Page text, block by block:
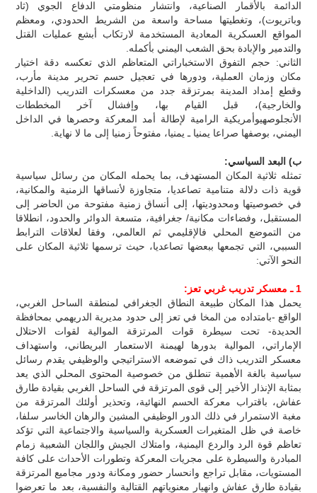
الدائمة بالأقمار الصناعية، وانتشار منظومتي الدفاع الجوي (ثاد
وباتريوت)، وتغطيتها مساحة واسعة من الشريط الحدودي، ومعظم
المواقع العسكرية المعادية المستخدمة لارتكاب أبشع عمليات القتل
والتدمير والإبادة بحق الشعب اليمني بأكمله.
الثاني: حجم التفوق الاستخباراتي المتعاظم الذي تعكسه دقة اختيار
مكان وزمان العملية، ودورها في تعجيل حسم تحرير مدينة مأرب،
وقطع إمداد المدينة بمرتزقة جدد من معسكرات التدريب (الداخلية
والخارجية)، قبل القيام بها، وإفشال آخر المخططات
الأنجلوصهيوأمريكية الرامية لإطالة أمد المعركة وحصرها في الداخل
اليمني، بوصفها صراعا يمنيا ـ يمنيا، مفتوحاً زمنيا إلى ما لا نهاية.
ب) البعد السياسي:
تمثله ثلاثية المكان المستهدف، بما يحمله المكان من رسائل سياسية
قوية ذات دلالة متنامية تصاعديا، متجاوزة لأنساقها الزمنية والمكانية،
في خصوصيتها ومحدوديتها، إلى أنساق زمنية مفتوحة من الحاضر إلى
المستقبل، وفضاءات مكانية/ جغرافية، متسعة الدوائر والحدود، انطلاقا
من التموضع المحلي فالإقليمي ثم العالمي، وفقا لعلاقات الترابط
السببي، التي تجمعها ببعضها تصاعديا، حيث ترسمها ثلاثية المكان على
النحو الآتي:
1 ـ معسكر تدريب غربي تعز:
يحمل هذا المكان طبيعة النطاق الجغرافي لمنطقة الساحل الغربي،
الواقع -بامتداده من المخا في تعز إلى حدود مديرية الدريهمي بمحافظة
الحديدة- تحت سيطرة قوات المرتزقة الموالية لقوات الاحتلال
الإماراتي، الموالية بدورها لهيمنة الاستعمار البريطاني، واستهداف
معسكر التدريب ذاك في تموضعه الاستراتيجي والوظيفي يقدم رسائل
سياسية بالغة الأهمية تنطلق من خصوصية المحتوى المحلي الذي يعد
بمثابة الإنذار الأخير إلى قوى المرتزقة في الساحل الغربي بقيادة طارق
عفاش، باقتراب معركة الحسم النهائية، وتحذير أولئك المرتزقة من
مغبة الاستمرار في ذلك الدور الوظيفي المشين والرهان الخاسر سلفا،
خاصة في ظل المتغيرات العسكرية والسياسية والاجتماعية التي تؤكد
تعاظم قوة الرد والردع اليمنية، وامتلاك الجيش واللجان الشعبية زمام
المبادرة والسيطرة على مجريات المعركة وتطورات الأحداث على كافة
المستويات، مقابل تراجع وانحسار حضور ومكانة ودور مجاميع المرتزقة
بقيادة طارق عفاش وانهيار معنوياتهم القتالية والنفسية، بعد ما تعرضوا